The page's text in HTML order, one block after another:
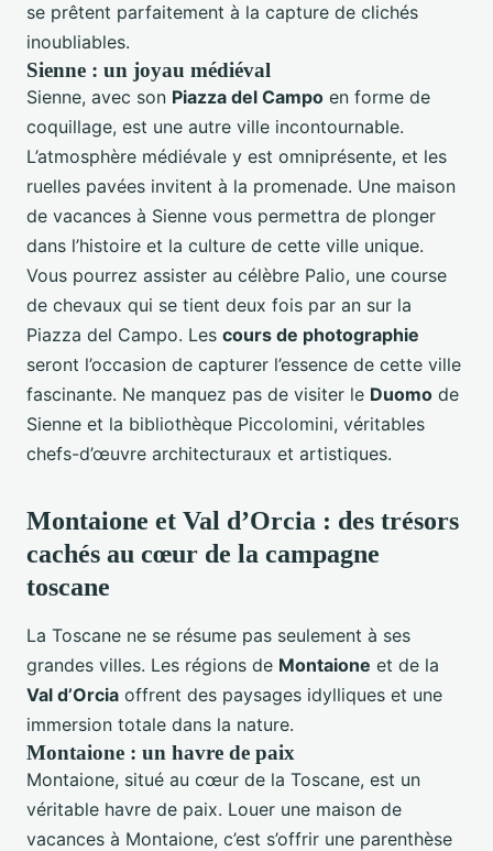
se prêtent parfaitement à la capture de clichés
inoubliables.
Sienne : un joyau médiéval
Sienne, avec son Piazza del Campo en forme de
coquillage, est une autre ville incontournable.
L’atmosphère médiévale y est omniprésente, et les
ruelles pavées invitent à la promenade. Une maison
de vacances à Sienne vous permettra de plonger
dans l’histoire et la culture de cette ville unique.
Vous pourrez assister au célèbre Palio, une course
de chevaux qui se tient deux fois par an sur la
Piazza del Campo. Les cours de photographie
seront l’occasion de capturer l’essence de cette ville
fascinante. Ne manquez pas de visiter le Duomo de
Sienne et la bibliothèque Piccolomini, véritables
chefs-d’œuvre architecturaux et artistiques.
Montaione et Val d’Orcia : des trésors
cachés au cœur de la campagne
toscane
La Toscane ne se résume pas seulement à ses
grandes villes. Les régions de Montaione et de la
Val d’Orcia offrent des paysages idylliques et une
immersion totale dans la nature.
Montaione : un havre de paix
Montaione, situé au cœur de la Toscane, est un
véritable havre de paix. Louer une maison de
vacances à Montaione, c’est s’offrir une parenthèse